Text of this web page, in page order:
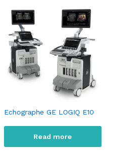
Echographe GE LOGIQ E10
Read more